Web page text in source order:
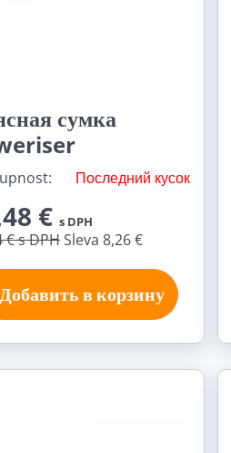
сумка
Последний кусок
€ s DPH
€s DPH Sleva 8,26 €
в корзину